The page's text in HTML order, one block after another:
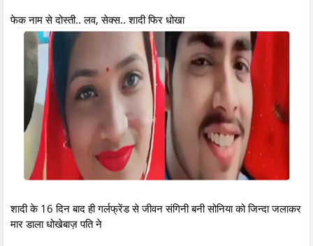
फेक नाम से दोस्ती.. लव, सेक्स.. शादी फिर धोखा
शादी के 16 दिन बाद ही गर्लफ्रेंड से जीवन संगिनी बनी सोनिया को जिन्दा जलाकर
मार डाला धोखेबाज़ पति ने